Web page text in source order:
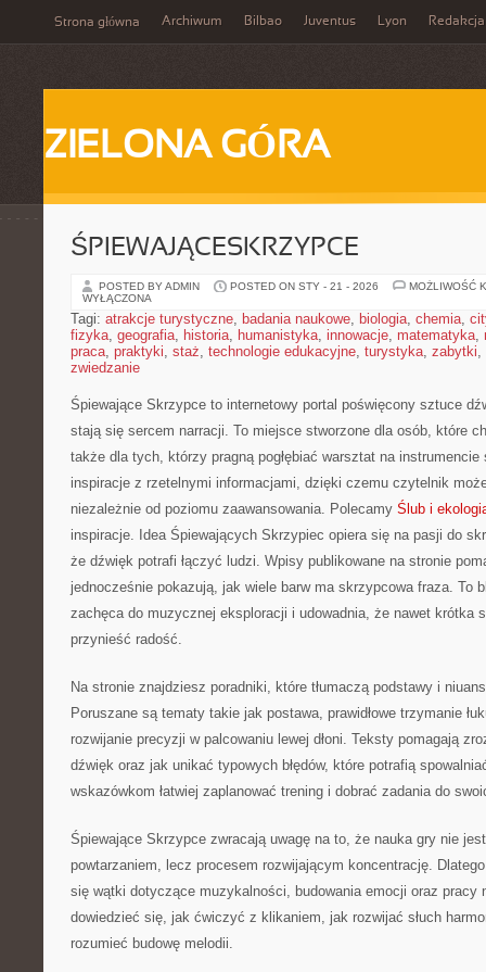
Strona główna Archiwum Bilbao Juventus Lyon Redakcja
ZIELONA GÓRA
ŚPIEWAJĄCESKRZYPCE
POSTED BY ADMIN POSTED ON STY - 21 - 2026
MOŻLIWOŚĆ
WYŁĄCZONA
Tagi: atrakcje turystyczne, badania naukowe, biologia, chemia,
fizyka, geografia, historia, humanistyka, innowacje, matematyka,
praca, praktyki, staż, technologie edukacyjne, turystyka, zabytki,
zwiedzanie
Śpiewające Skrzypce to internetowy portal poświęcony sztuce
stają się sercem narracji. To miejsce stworzone dla osób, które
także dla tych, którzy pragną pogłębiać warsztat na
inspiracje z rzetelnymi informacjami, dzięki czemu czytelnik
niezależnie od poziomu zaawansowania. Polecamy Ślub i
inspiracje. Idea Śpiewających Skrzypiec opiera się na pasji do
że dźwięk potrafi łączyć ludzi. Wpisy publikowane na stronie
jednocześnie pokazują, jak wiele barw ma skrzypcowa fraza. To
zachęca do muzycznej eksploracji i udowadnia, że nawet krótka
przynieść radość.
Na stronie znajdziesz poradniki, które tłumaczą podstawy i
Poruszane są tematy takie jak postawa, prawidłowe trzymanie
rozwijanie precyzji w palcowaniu lewej dłoni. Teksty pomagają
dźwięk oraz jak unikać typowych błędów, które potrafią
wskazówkom łatwiej zaplanować trening i dobrać zadania do
Śpiewające Skrzypce zwracają uwagę na to, że nauka gry nie
powtarzaniem, lecz procesem rozwijającym koncentrację.
się wątki dotyczące muzykalności, budowania emocji oraz pracy
dowiedzieć się, jak ćwiczyć z klikaniem, jak rozwijać słuch
rozumieć budowę melodii.